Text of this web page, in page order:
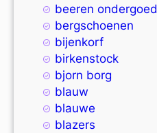
beeren ondergoed
bergschoenen
bijenkorf
birkenstock
bjorn borg
blauw
blauwe
blazers